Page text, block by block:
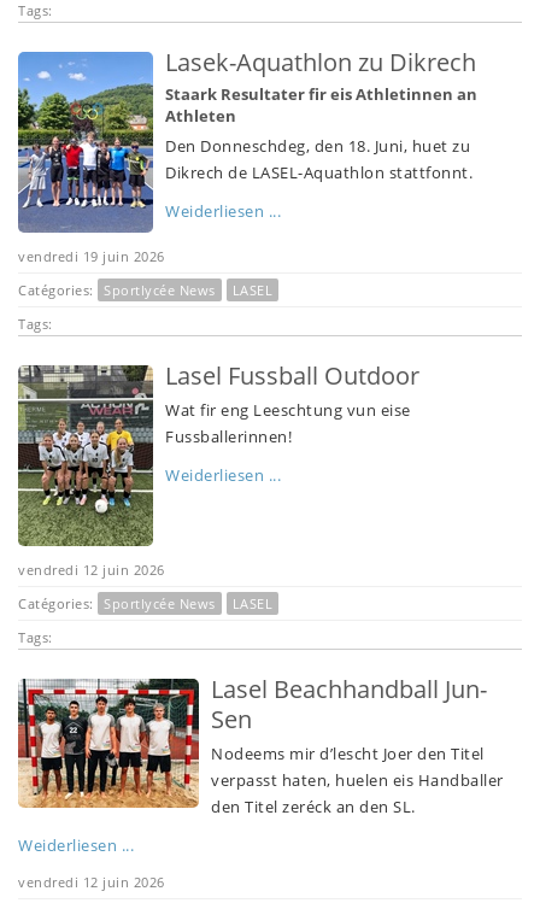
Tags:
Lasek-Aquathlon zu Dikrech
Staark Resultater fir eis Athletinnen an
Athleten
Den Donneschdeg, den 18. Juni, huet zu
Dikrech de LASEL-Aquathlon stattfonnt.
Weiderliesen ...
vendredi 19 juin 2026
Catégories:
Sportlycée News
LASEL
Tags:
Lasel Fussball Outdoor
Wat fir eng Leeschtung vun eise
Fussballerinnen!
Weiderliesen ...
vendredi 12 juin 2026
Catégories:
Sportlycée News
LASEL
Tags:
Lasel Beachhandball Jun-
Sen
Nodeems mir d’lescht Joer den Titel
verpasst haten, huelen eis Handballer
den Titel zeréck an den SL.
Weiderliesen ...
vendredi 12 juin 2026